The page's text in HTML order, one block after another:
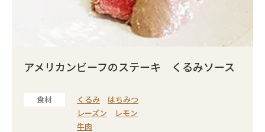
アメリカンビーフのステーキ くるみソース
食材 くるみ
はちみつ
レーズン
レモン
牛肉